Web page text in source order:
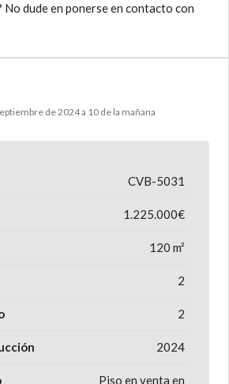
No dude en ponerse en contacto con
de 2024 a 10 de la mañana
CVB-5031
1.225.000€
120 m²
2
2
2024
Piso en venta en